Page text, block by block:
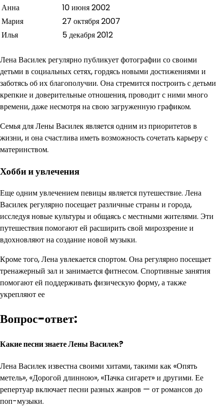
Анна
10 июня 2002
Мария
27 октября 2007
Илья
5 декабря 2012
Лена Василек регулярно публикует фотографии со своими
детьми в социальных сетях, гордясь новыми достижениями и
заботясь об их благополучии. Она стремится построить с детьми
крепкие и доверительные отношения, проводит с ними много
времени, даже несмотря на свою загруженную графиком.
Семья для Лены Василек является одним из приоритетов в
жизни, и она счастлива иметь возможность сочетать карьеру с
материнством.
Хобби и увлечения
Еще одним увлечением певицы является путешествие. Лена
Василек регулярно посещает различные страны и города,
исследуя новые культуры и общаясь с местными жителями. Эти
путешествия помогают ей расширить свой мироззрение и
вдохновляют на создание новой музыки.
Кроме того, Лена увлекается спортом. Она регулярно посещает
тренажерный зал и занимается фитнесом. Спортивные занятия
помогают ей поддерживать физическую форму, а также
укрепляют ее
Вопрос-ответ:
Какие песни знаете Лены Василек?
Лена Василек известна своими хитами, такими как «Опять
метель», «Дорогой длинною», «Пачка сигарет» и другими. Ее
репертуар включает песни разных жанров — от романсов до
поп-музыки.